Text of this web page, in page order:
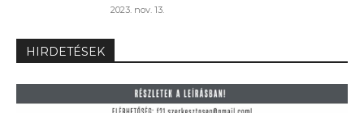
2023. nov. 13.
HIRDETÉSEK